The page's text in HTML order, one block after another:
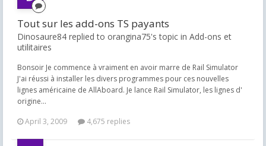
Tout sur les add-ons TS payants
Dinosaure84 replied to orangina75's topic in Add-ons et
utilitaires
Bonsoir Je commence à vraiment en avoir marre de Rail Simulator
J'ai réussi à installer les divers programmes pour ces nouvelles
lignes américaine de AllAboard. Je lance Rail Simulator, les lignes d'
origine...
April 3, 2009
4,675 replies